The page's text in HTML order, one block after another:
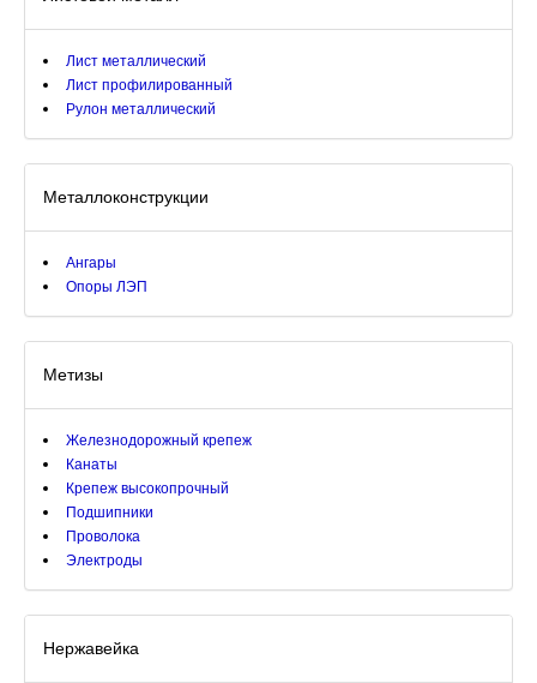
Лист металлический
Лист профилированный
Рулон металлический
Металлоконструкции
Ангары
Опоры ЛЭП
Метизы
Железнодорожный крепеж
Канаты
Крепеж высокопрочный
Подшипники
Проволока
Электроды
Нержавейка